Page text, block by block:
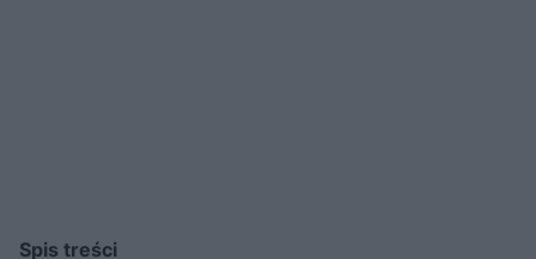
Spis treści